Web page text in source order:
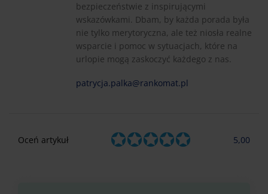
bezpieczeństwie z inspirującymi
wskazówkami. Dbam, by każda porada była
nie tylko merytoryczna, ale też niosła realne
wsparcie i pomoc w sytuacjach, które na
urlopie mogą zaskoczyć każdego z nas.
patrycja.palka@rankomat.pl
Oceń artykuł 5,00